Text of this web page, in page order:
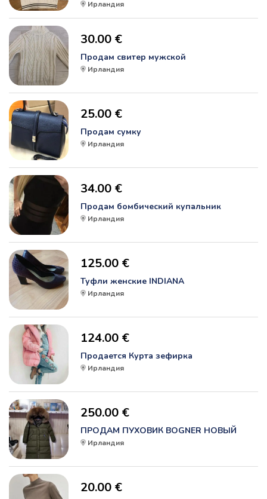
Ирландия
30.00 €
Продам свитер мужской
Ирландия
25.00 €
Продам сумку
Ирландия
34.00 €
Продам бомбический купальник
Ирландия
125.00 €
Туфли женские INDIANA
Ирландия
124.00 €
Продается Курта зефирка
Ирландия
250.00 €
ПРОДАМ ПУХОВИК BOGNER НОВЫЙ
Ирландия
20.00 €